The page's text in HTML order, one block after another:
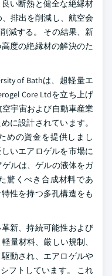
い断熱と健全な絶縁材
排出を削減し、航空会
減する。 その結果、新
度の絶縁材の解決のた
of Bathは、超軽量エ
Core Ltdを立ち上げ
宇宙および自動車産業
に設計されています。
めの資金を提供しまし
いエアロゲルを市場に
ルは、ゲルの液体をガ
驚くべき合成材料であ
性を持つ多孔構造をも
新、持続可能性および
量材料、厳しい規制、
動され、エアロゲルや
フトしています。 これ